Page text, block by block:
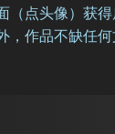
点头像）获
作品不缺任何